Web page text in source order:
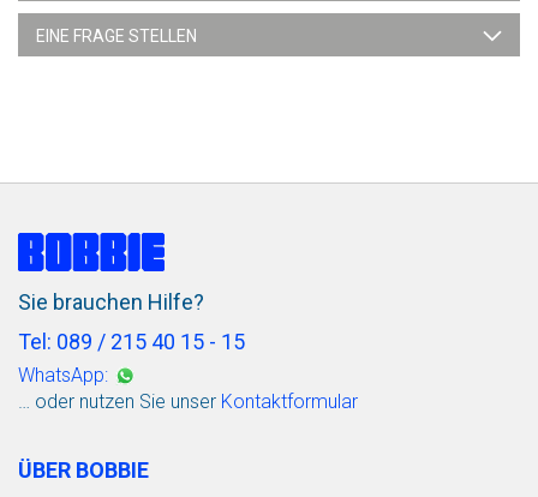
EINE FRAGE STELLEN
Sie brauchen Hilfe?
Tel: 089 / 215 40 15 - 15
WhatsApp:
… oder nutzen Sie unser Kontaktformular
ÜBER BOBBIE